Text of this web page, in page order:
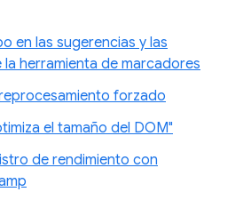
en las sugerencias y las
herramienta de marcadores
forzado
el tamaño del DOM"
de rendimiento con